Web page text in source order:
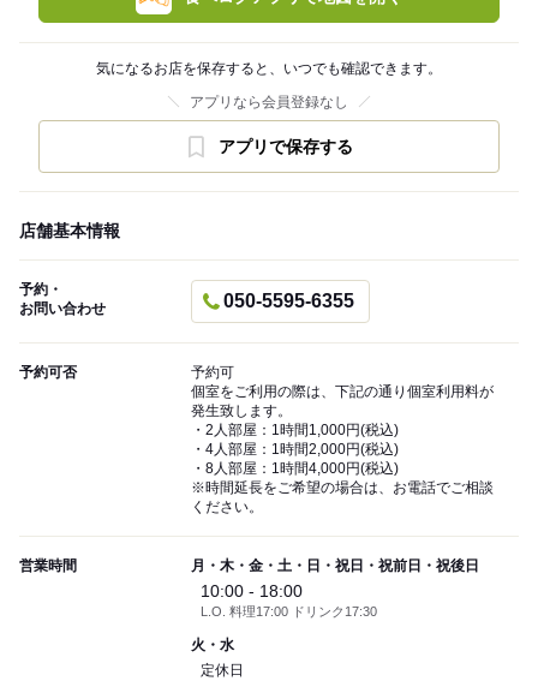
気になるお店を保存すると、いつでも確認できます。
アプリなら会員登録なし
アプリで保存する
店舗基本情報
予約・
お問い合わせ
050-5595-6355
予約可否
予約可
個室をご利用の際は、下記の通り個室利用料が
発生致します。
・2人部屋：1時間1,000円(税込)
・4人部屋：1時間2,000円(税込)
・8人部屋：1時間4,000円(税込)
※時間延長をご希望の場合は、お電話でご相談
ください。
営業時間 月・木・金・土・日・祝日・祝前日・祝後日
10:00 - 18:00
L.O. 料理17:00 ドリンク17:30
火・水
定休日